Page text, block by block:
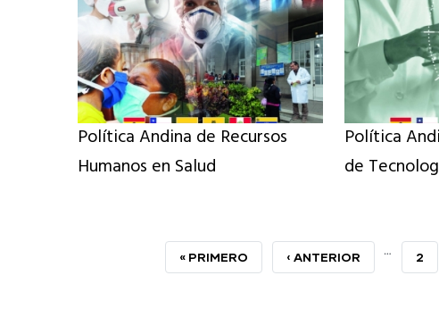
Política Andina de Recursos
Humanos en Salud
Política
de
PRIMERA
« PRIMERO
PÁGINA
‹ ANTERIOR … 2